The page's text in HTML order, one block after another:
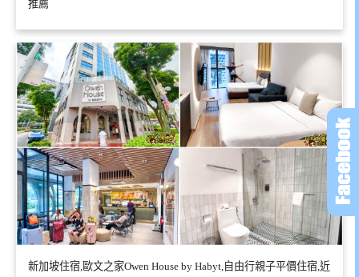
推薦
新加坡住宿,歐文之家Owen House by Habyt,自由行親子平價住宿,近